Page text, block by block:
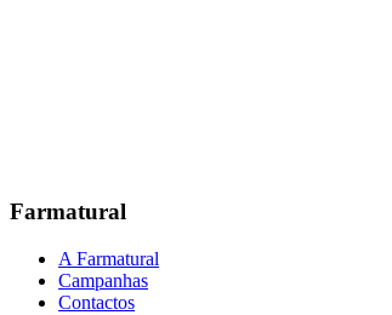
Farmatural
A Farmatural
Campanhas
Contactos